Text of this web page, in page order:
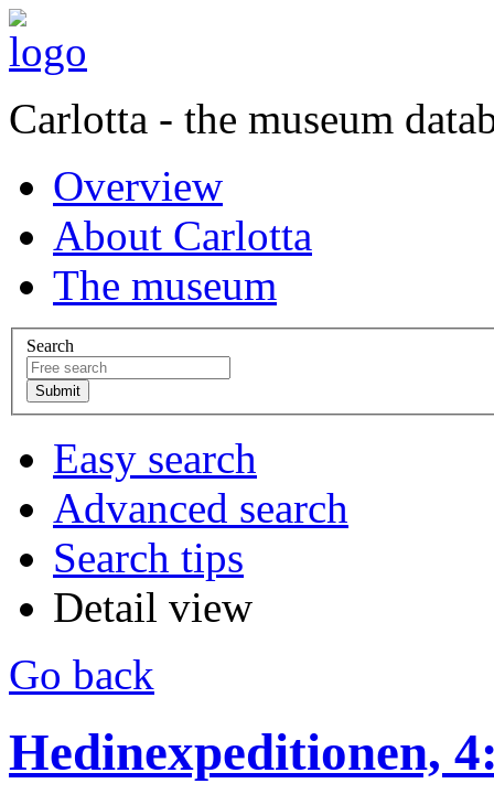
Carlotta - the museum
Overview
About Carlotta
The museum
Search
Easy search
Advanced search
Search tips
Detail view
Go back
Hedinexpeditionen,